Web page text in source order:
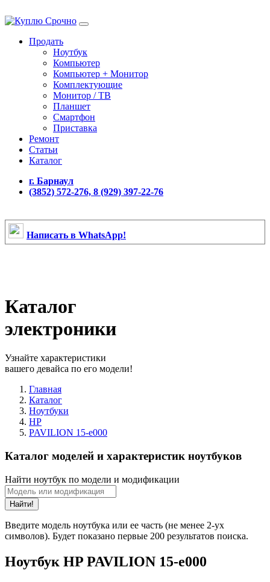
Продать
Ноутбук
Компьютер
Компьютер + Монитор
Комплектующие
Монитор / ТВ
Планшет
Смартфон
Приставка
Ремонт
Статьи
Каталог
г. Барнаул
(3852) 572-276, 8 (929) 397-22-76
Написать в WhatsApp!
Каталог
электроники
Узнайте характеристики
вашего девайса по его модели!
Главная
Каталог
Ноутбуки
HP
PAVILION 15-e000
Каталог моделей и характеристик ноутбуков
Найти ноутбук по модели и модификации
Найти!
Введите модель ноутбука или ее часть (не менее 2-ух
символов). Будет показано первые 200 результатов поиска.
Ноутбук HP PAVILION 15-e000